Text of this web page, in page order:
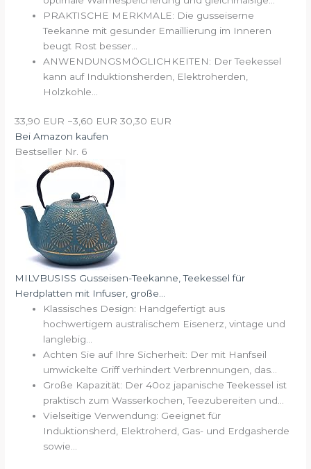
PRAKTISCHE MERKMALE: Die gusseiserne
Teekanne mit gesunder Emaillierung im Inneren
beugt Rost besser...
ANWENDUNGSMÖGLICHKEITEN: Der Teekessel
kann auf Induktionsherden, Elektroherden,
Holzkohle...
33,90 EUR −3,60 EUR 30,30 EUR
Bei Amazon kaufen
Bestseller Nr. 6
MILVBUSISS Gusseisen-Teekanne, Teekessel für
Herdplatten mit Infuser, große...
Klassisches Design: Handgefertigt aus
hochwertigem australischem Eisenerz, vintage und
langlebig...
Achten Sie auf Ihre Sicherheit: Der mit Hanfseil
umwickelte Griff verhindert Verbrennungen, das...
Große Kapazität: Der 40oz japanische Teekessel ist
praktisch zum Wasserkochen, Teezubereiten und...
Vielseitige Verwendung: Geeignet für
Induktionsherd, Elektroherd, Gas- und Erdgasherde
sowie...